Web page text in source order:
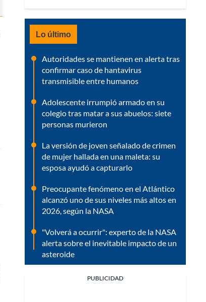
Lo último
Autoridades se mantienen en alerta tras
confirmar caso de hantavirus
transmisible entre humanos
Adolescente irrumpió armado en su
colegio tras matar a sus abuelos: siete
personas murieron
La versión de joven señalado de crimen
de mujer hallada en una maleta: su
esposa ayudó a capturarlo
Preocupante fenómeno en el Atlántico
alcanzó uno de sus niveles más altos en
2026, según la NASA
"Volverá a ocurrir": experto de la NASA
alerta sobre el inevitable impacto de un
asteroide
PUBLICIDAD